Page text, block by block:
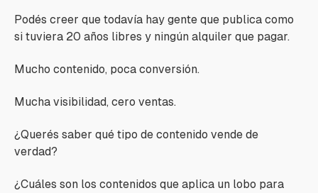
Podés creer que todavía hay gente que publica como
si tuviera 20 años libres y ningún alquiler que pagar.
Mucho contenido, poca conversión.
Mucha visibilidad, cero ventas.
¿Querés saber qué tipo de contenido vende de
verdad?
¿Cuáles son los contenidos que aplica un lobo para